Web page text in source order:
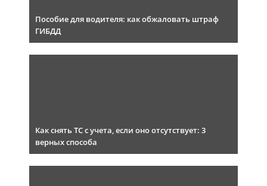
Пособие для водителя: как обжаловать штраф
ГИБДД
Как снять ТС с учета, если оно отсутствует: 3
верных способа